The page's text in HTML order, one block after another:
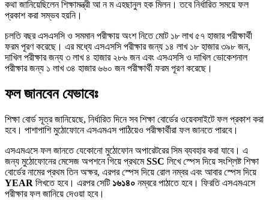
কথা জানিয়েছিলেন শিক্ষামন্ত্রী আ ন ম এহছানুল হক মিলন। তবে নির্ধারিত সময়ে ফল
প্রকাশ করা সম্ভব হয়নি।
চলতি বছর এসএসসি ও সমমান পরীক্ষায় অংশ নিতে মোট ১৮ লাখ ৫৭ হাজার পরীক্ষার্থী
ফরম পূরণ করেছে। এর মধ্যে এসএসসি পরীক্ষার জন্য ১৪ লাখ ১৮ হাজার ৩৯৮ জন,
দাখিল পরীক্ষার জন্য ৩ লাখ ৪ হাজার ২৮৬ জন এবং এসএসসি ও দাখিল ভোকেশনাল
পরীক্ষার জন্য ১ লাখ ৩৪ হাজার ৬৬০ জন পরীক্ষার্থী ফরম পূরণ করেছে।
ফল জানবেন যেভাবেঃ
শিক্ষা বোর্ড সূত্র জানিয়েছে, নির্ধারিত দিনে সব শিক্ষা বোর্ডের ওয়েবসাইটে ফল প্রকাশ করা
হবে। পাশাপাশি মুঠোফোনে এসএমএস পাঠিয়েও পরীক্ষার্থীরা ফল জানতে পারবে।
এসএমএসে ফল জানতে যেকোনো মুঠোফোন অপারেটরের সিম ব্যবহার করা যাবে। এ
জন্য মুঠোফোনের মেসেজ অপশনে গিয়ে প্রথমেSSC লিখে স্পেস দিয়ে সংশ্লিষ্ট শিক্ষা
বোর্ডের নামের প্রথম তিন অক্ষর, এরপর স্পেস দিয়ে রোল নম্বর এবং আবার স্পেস দিয়ে
YEAR লিখতে হবে। এরপর সেটি ১৬১৪০ নম্বরে পাঠাতে হবে। ফিরতি এসএমএসে
পরীক্ষার ফল জানিয়ে দেওয়া হবে।